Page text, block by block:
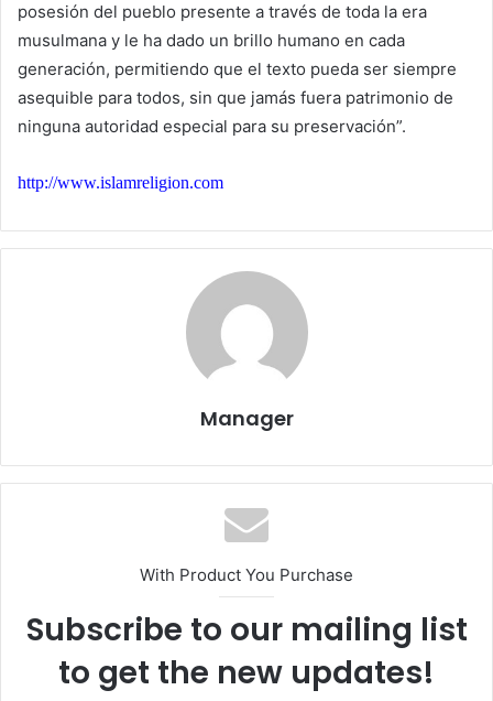
posesión del pueblo presente a través de toda la era
musulmana y le ha dado un brillo humano en cada
generación, permitiendo que el texto pueda ser siempre
asequible para todos, sin que jamás fuera patrimonio de
ninguna autoridad especial para su preservación”.
http://www.islamreligion.com
Manager
With Product You Purchase
Subscribe to our mailing list
to get the new updates!